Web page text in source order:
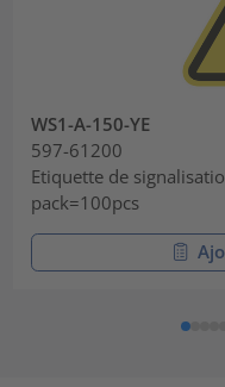
WS1-A-150-YE
597-61200
Etiquette de
pack=100pcs